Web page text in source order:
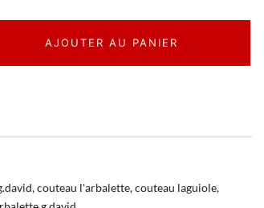
AJOUTER AU PANIER
,couteau l'arbalette,couteau laguiole,